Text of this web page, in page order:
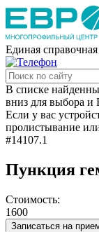
Единая справочная
В списке
вниз для выбора и
Если у вас
пролистывание
#14107.1
Пункция
Стоимость:
1600
Записаться на